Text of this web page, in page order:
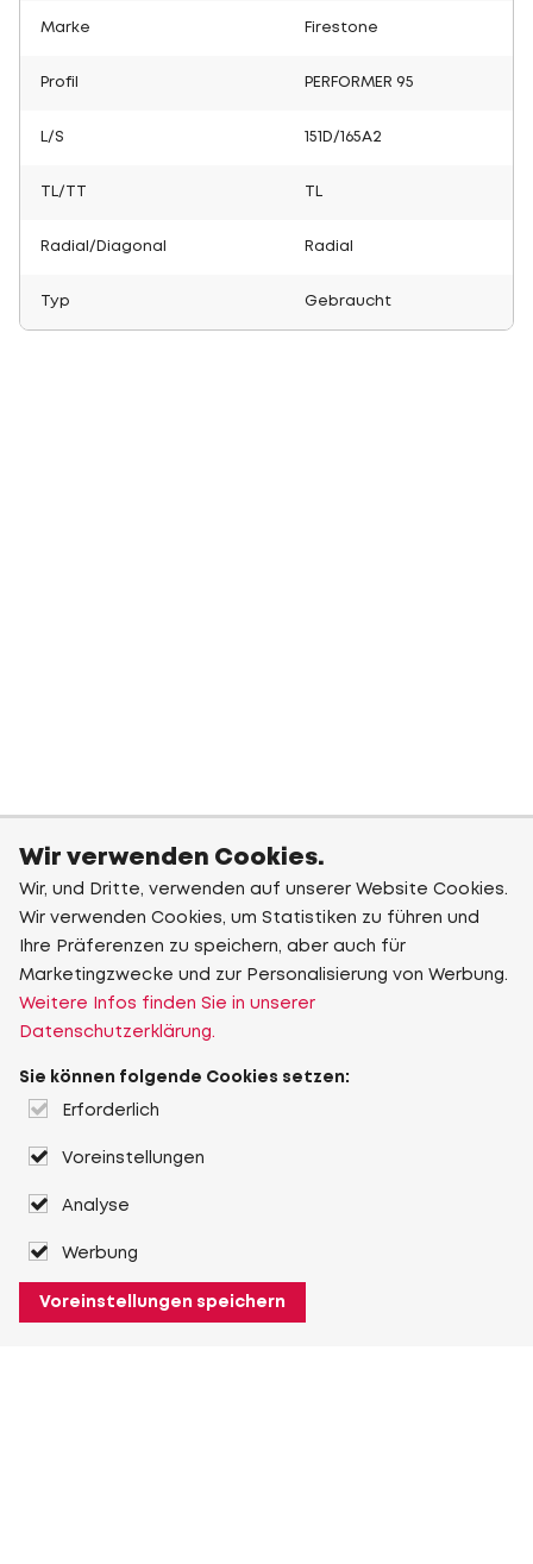
Marke Firestone
Profil PERFORMER 95
L/S 151D/165A2
TL/TT
Radial/Diagonal Radial
Typ Gebraucht
Wir verwenden Cookies.
Wir, und Dritte, verwenden auf unserer Website Cookies.
Wir verwenden Cookies, um Statistiken zu führen und
Ihre Präferenzen zu speichern, aber auch für
Marketingzwecke und zur Personalisierung von Werbung.
Weitere Infos finden Sie in unserer
Datenschutzerklärung.
Sie können folgende Cookies setzen:
Erforderlich
Voreinstellungen
Analyse
Werbung
Voreinstellungen speichern